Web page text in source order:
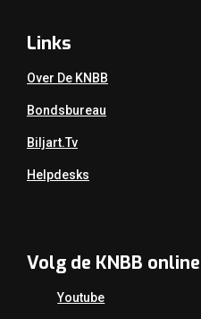
Links
Over De KNBB
Bondsbureau
Biljart.tv
Helpdesks
Volg de KNBB online
Youtube